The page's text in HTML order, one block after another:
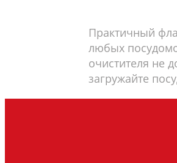
Практичный
любых
очистителя не
загружайте